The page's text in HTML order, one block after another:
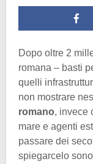
Dopo oltre 2
romana – basti
quelli
non mostrare
romano, invece
mare e agenti
passare dei
spiegarcelo